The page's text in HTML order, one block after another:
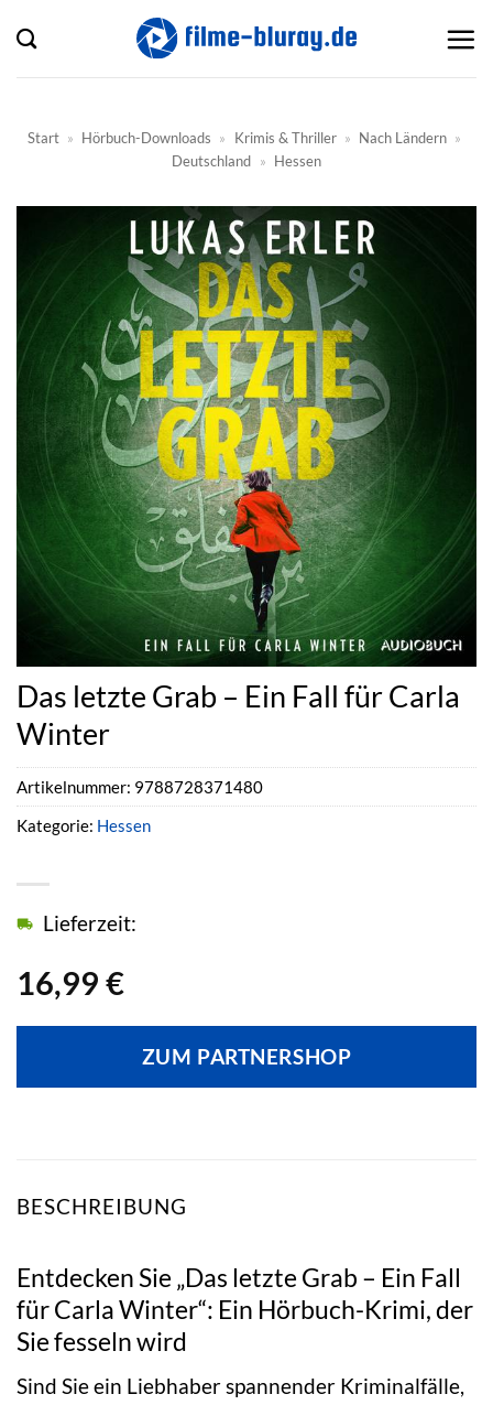
Inhalt
springen
Start » Hörbuch-Downloads » Krimis & Thriller » Nach Ländern »
Deutschland » Hessen
Das letzte Grab – Ein Fall für Carla
Winter
16,99 €
Lieferzeit:
ZUM PARTNERSHOP
Artikelnummer: 9788728371480
Kategorie: Hessen
BESCHREIBUNG
Entdecken Sie „Das letzte Grab – Ein Fall
für Carla Winter“: Ein Hörbuch-Krimi, der
Sie fesseln wird
Sind Sie ein Liebhaber spannender Kriminalfälle,